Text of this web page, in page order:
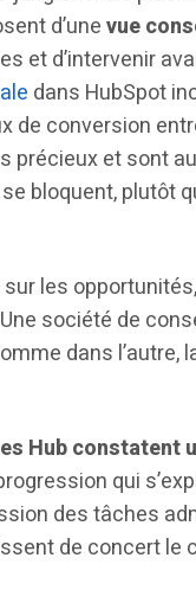
d’unevue
et d’intervenir
dans HubSpot
de conversion
précieux et sont
bloquent, plutôt
sur les
société de
dans l’autre,
Hub constatent
qui
des tâches
de concert le